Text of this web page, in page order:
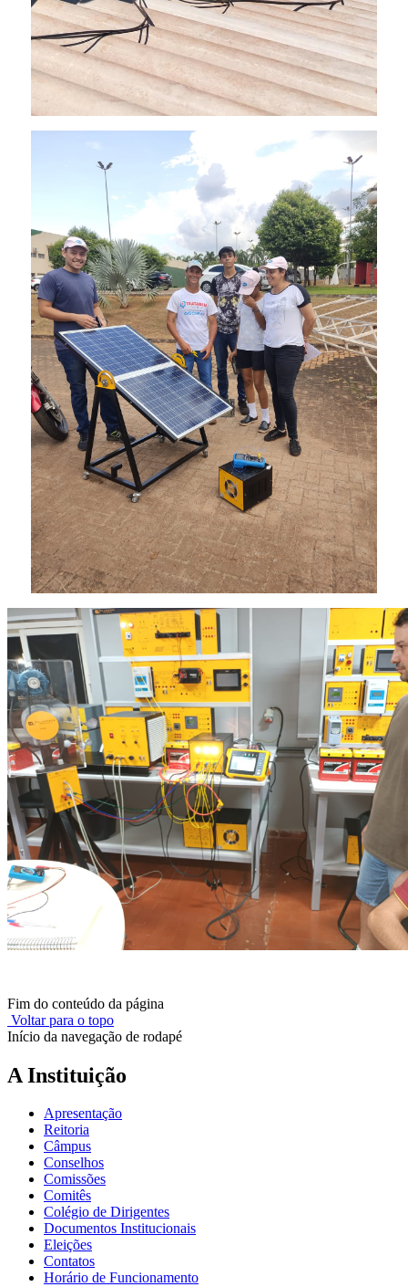
Fim do conteúdo da página
Voltar para o topo
Início da navegação de rodapé
A Instituição
Apresentação
Reitoria
Câmpus
Conselhos
Comissões
Comitês
Colégio de Dirigentes
Documentos Institucionais
Eleições
Contatos
Horário de Funcionamento